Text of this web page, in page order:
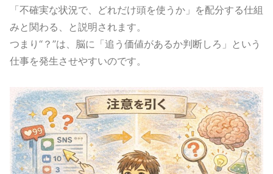
「不確実な状況で、どれだけ頭を使うか」を配分する仕組
みと関わる、と説明されます。
つまり“？”は、脳に「追う価値があるか判断しろ」という
仕事を発生させやすいのです。